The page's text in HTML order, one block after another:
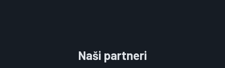
Naši partneri